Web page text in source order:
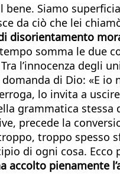
Siamo
da ciò che lei
disorientamento
somma le due
l’innocenza degli
di Dio: «E
lo invita a
grammatica
precede la
troppo spesso
di ogni cosa.
accolto pienamente